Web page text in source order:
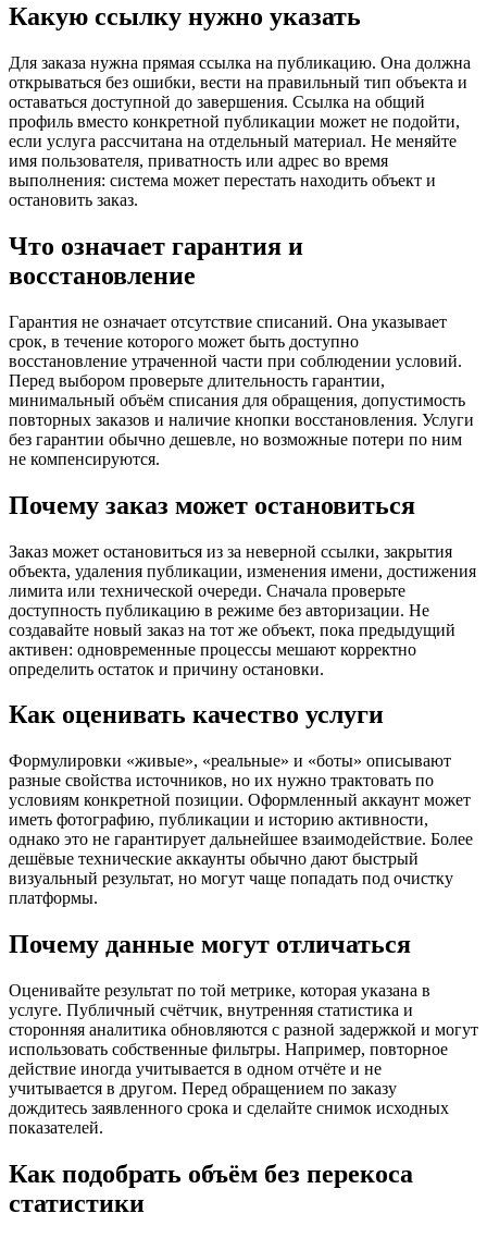
Какую ссылку нужно указать
Для заказа нужна прямая ссылка на публикацию. Она должна
открываться без ошибки, вести на правильный тип объекта и
оставаться доступной до завершения. Ссылка на общий
профиль вместо конкретной публикации может не подойти,
если услуга рассчитана на отдельный материал. Не меняйте
имя пользователя, приватность или адрес во время
выполнения: система может перестать находить объект и
остановить заказ.
Что означает гарантия и
восстановление
Гарантия не означает отсутствие списаний. Она указывает
срок, в течение которого может быть доступно
восстановление утраченной части при соблюдении условий.
Перед выбором проверьте длительность гарантии,
минимальный объём списания для обращения, допустимость
повторных заказов и наличие кнопки восстановления. Услуги
без гарантии обычно дешевле, но возможные потери по ним
не компенсируются.
Почему заказ может остановиться
Заказ может остановиться из за неверной ссылки, закрытия
объекта, удаления публикации, изменения имени, достижения
лимита или технической очереди. Сначала проверьте
доступность публикацию в режиме без авторизации. Не
создавайте новый заказ на тот же объект, пока предыдущий
активен: одновременные процессы мешают корректно
определить остаток и причину остановки.
Как оценивать качество услуги
Формулировки «живые», «реальные» и «боты» описывают
разные свойства источников, но их нужно трактовать по
условиям конкретной позиции. Оформленный аккаунт может
иметь фотографию, публикации и историю активности,
однако это не гарантирует дальнейшее взаимодействие. Более
дешёвые технические аккаунты обычно дают быстрый
визуальный результат, но могут чаще попадать под очистку
платформы.
Почему данные могут отличаться
Оценивайте результат по той метрике, которая указана в
услуге. Публичный счётчик, внутренняя статистика и
сторонняя аналитика обновляются с разной задержкой и могут
использовать собственные фильтры. Например, повторное
действие иногда учитывается в одном отчёте и не
учитывается в другом. Перед обращением по заказу
дождитесь заявленного срока и сделайте снимок исходных
показателей.
Как подобрать объём без перекоса
статистики